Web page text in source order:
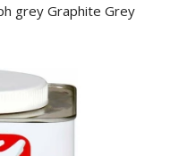
grey Graphite Grey